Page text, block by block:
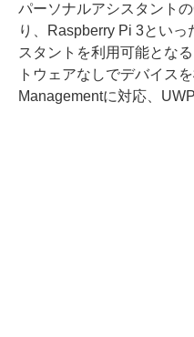
パーソナルアシスタント
り、Raspberry Pi 3とい
スタントを利用可能とな
トウェアなしでデバイス
Managementに対応、